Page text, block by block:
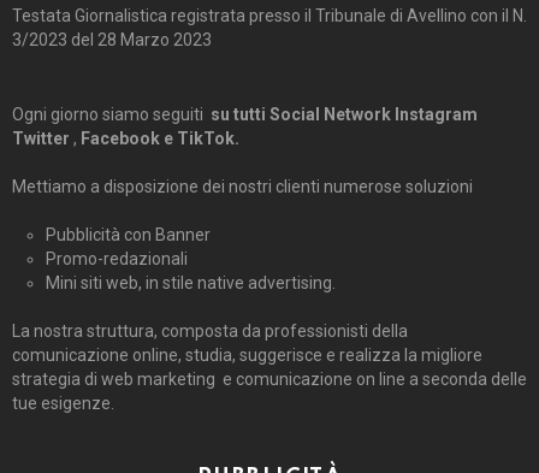
Testata Giornalistica registrata presso il Tribunale di Avellino con il N.
3/2023 del 28 Marzo 2023
Ogni giorno siamo seguiti su tutti Social Network Instagram
Twitter , Facebook e TikTok.
Mettiamo a disposizione dei nostri clienti numerose soluzioni
Pubblicità con Banner
Promo-redazionali
Mini siti web, in stile native advertising.
La nostra struttura, composta da professionisti della
comunicazione online, studia, suggerisce e realizza la migliore
strategia di web marketing e comunicazione on line a seconda delle
tue esigenze.